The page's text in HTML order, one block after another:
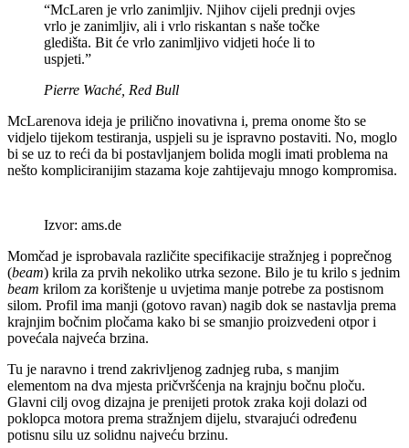
“McLaren je vrlo zanimljiv. Njihov cijeli prednji ovjes
vrlo je zanimljiv, ali i vrlo riskantan s naše točke
gledišta. Bit će vrlo zanimljivo vidjeti hoće li to
uspjeti.”
Pierre Waché, Red Bull
McLarenova ideja je prilično inovativna i, prema onome što se
vidjelo tijekom testiranja, uspjeli su je ispravno postaviti. No, moglo
bi se uz to reći da bi postavljanjem bolida mogli imati problema na
nešto kompliciranijim stazama koje zahtijevaju mnogo kompromisa.
Izvor: ams.de
Momčad je isprobavala različite specifikacije stražnjeg i poprečnog
(beam) krila za prvih nekoliko utrka sezone. Bilo je tu krilo s jednim
beam krilom za korištenje u uvjetima manje potrebe za postisnom
silom. Profil ima manji (gotovo ravan) nagib dok se nastavlja prema
krajnjim bočnim pločama kako bi se smanjio proizvedeni otpor i
povećala najveća brzina.
Tu je naravno i trend zakrivljenog zadnjeg ruba, s manjim
elementom na dva mjesta pričvršćenja na krajnju bočnu ploču.
Glavni cilj ovog dizajna je prenijeti protok zraka koji dolazi od
poklopca motora prema stražnjem dijelu, stvarajući određenu
potisnu silu uz solidnu najveću brzinu.